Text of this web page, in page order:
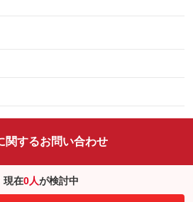
関するお問い合わせ
現在0人が検討中